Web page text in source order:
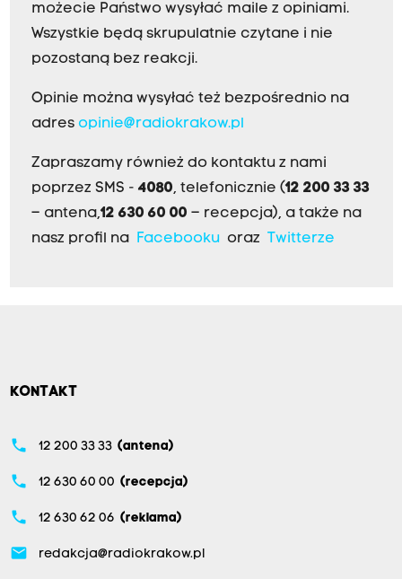
możecie Państwo wysyłać maile z opiniami.
Wszystkie będą skrupulatnie czytane i nie
pozostaną bez reakcji.
Opinie można wysyłać też bezpośrednio na
adres opinie@radiokrakow.pl
Zapraszamy również do kontaktu z nami
poprzez SMS - 4080, telefonicznie (12 200 33 33
– antena,12 630 60 00 – recepcja), a także na
nasz profil na
Facebookuoraz Twitterze
KONTAKT
phone 12 200 33 33 (antena)
phone 12 630 60 00 (recepcja)
phone 12 630 62 06 (reklama)
email redakcja@radiokrakow.pl